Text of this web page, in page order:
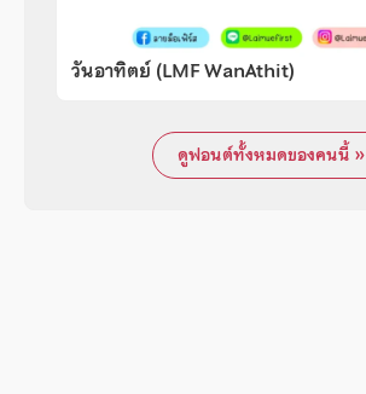
วันอาทิตย์ (LMF WanAthit)
ดูฟอนต์ทั้งหมดของคนนี้ »